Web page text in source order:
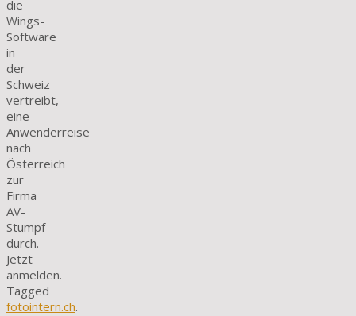
die
Wings-
Software
in
der
Schweiz
vertreibt,
eine
Anwenderreise
nach
Österreich
zur
Firma
AV-
Stumpf
durch.
Jetzt
anmelden.
Tagged
fotointern.ch.